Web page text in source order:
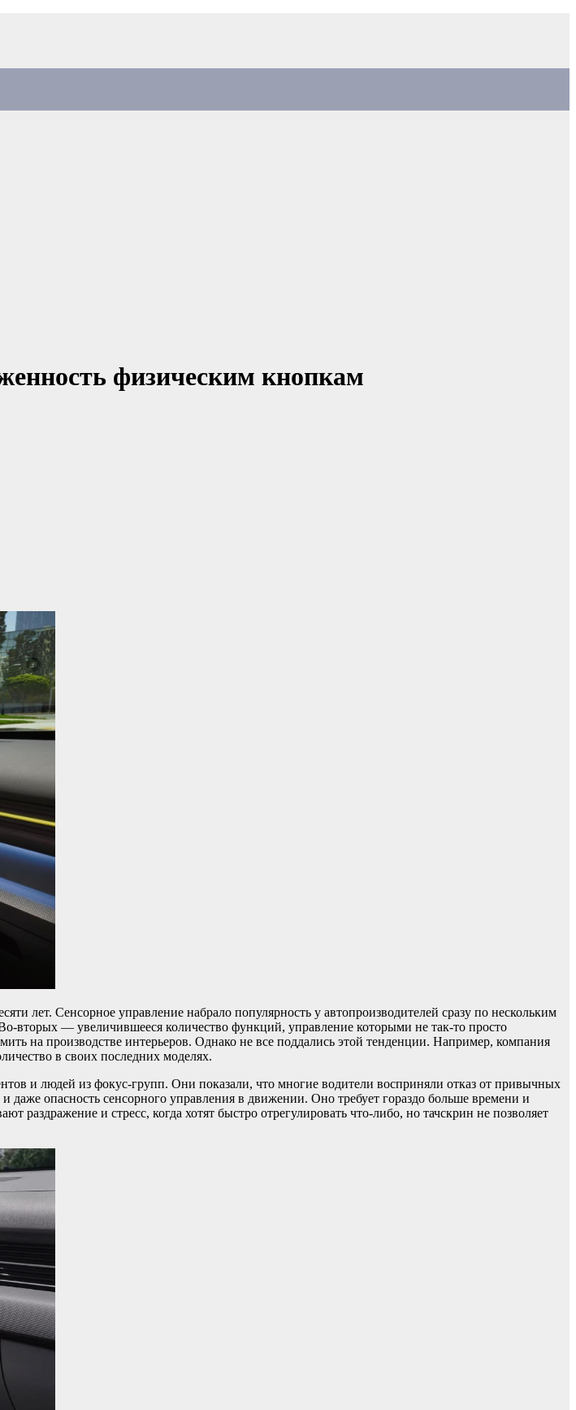
физическим кнопкам
лет. Сенсорное управление набрало популярность у автопроизводителей сразу по нескольким
вторых — увеличившееся количество функций, управление которыми не так-то просто
на производстве интерьеров. Однако не все поддались этой тенденции. Например, компания
в своих последних моделях.
и людей из фокус-групп. Они показали, что многие водители восприняли отказ от привычных
опасность сенсорного управления в движении. Оно требует гораздо больше времени и
раздражение и стресс, когда хотят быстро отрегулировать что-либо, но тачскрин не позволяет